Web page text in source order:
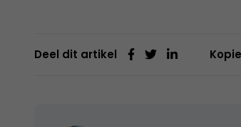
Deel dit artikel